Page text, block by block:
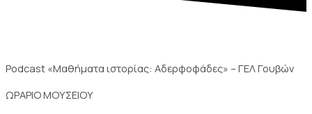
Podcast «Μαθήματα ιστορίας: Αδερφοφάδες» – ΓΕΛ Γουβών
ΩΡΑΡΙΟ ΜΟΥΣΕΙΟΥ